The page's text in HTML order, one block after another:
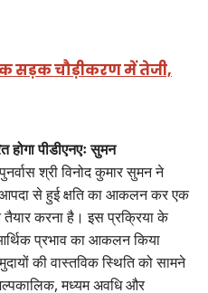
सड़क चौड़ीकरण में तेजी,
होगा पीडीएनएः सुमन
श्री विनोद कुमार सुमन ने
आपदा से हुई क्षति का आकलन कर एक
तैयार करना है। इस प्रक्रिया के
प्रभाव का आकलन किया
की वास्तविक स्थिति को सामने
मध्यम अवधि और